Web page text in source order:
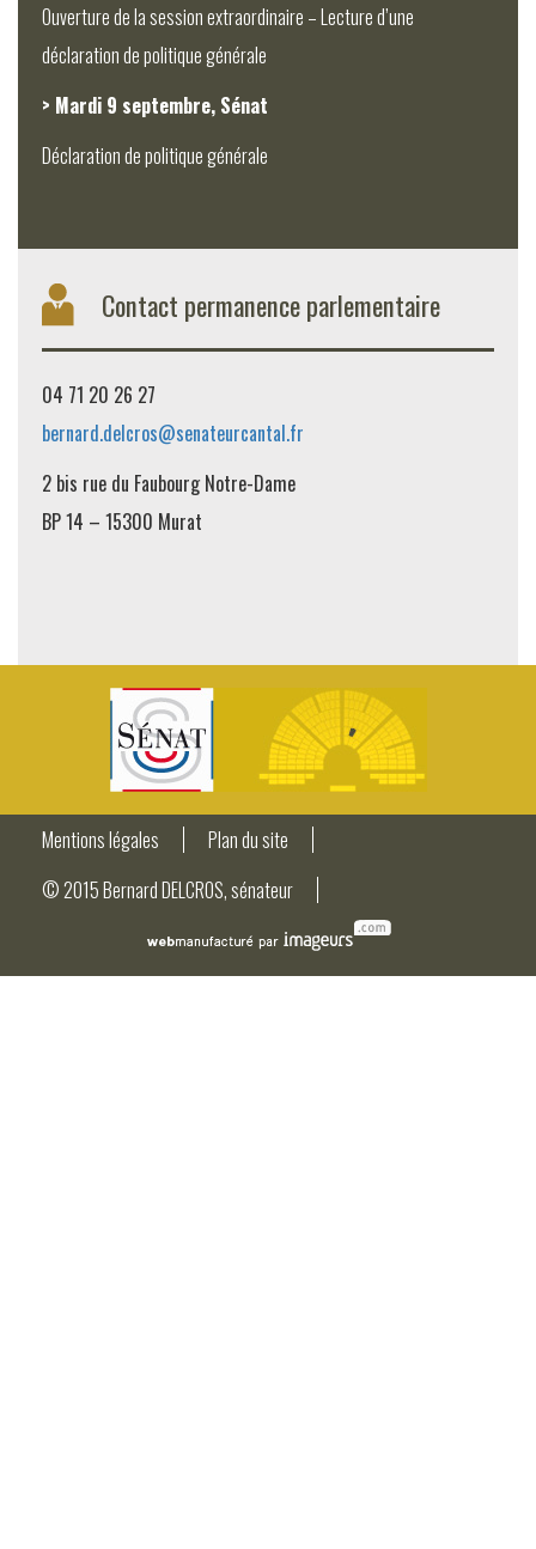
Ouverture de la session extraordinaire – Lecture d’une
déclaration de politique générale
> Mardi 9 septembre, Sénat
Déclaration de politique générale
Contact permanence parlementaire
04 71 20 26 27
bernard.delcros@senateurcantal.fr
2 bis rue du Faubourg Notre-Dame
BP 14 – 15300 Murat
Mentions légales
Plan du site
© 2015 Bernard DELCROS, sénateur